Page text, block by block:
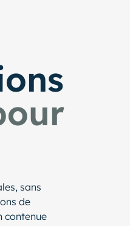
sans
de
contenue